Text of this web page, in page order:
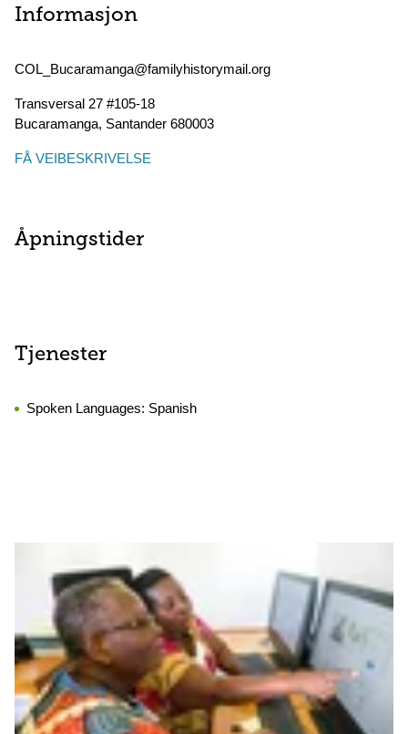
Informasjon
COL_Bucaramanga@familyhistorymail.org
Transversal 27 #105-18
Bucaramanga, Santander 680003
FÅ VEIBESKRIVELSE
Åpningstider
Tjenester
Spoken Languages: Spanish